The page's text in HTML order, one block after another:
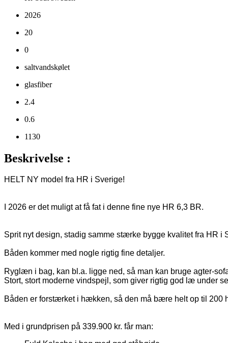
2026
20
0
saltvandskølet
glasfiber
2.4
0.6
1130
Beskrivelse :
HELT NY model fra HR i Sverige!
I 2026 er det muligt at få fat i denne fine nye HR 6,3 BR.
Sprit nyt design, stadig samme stærke bygge kvalitet fra HR i
Båden kommer med nogle rigtig fine detaljer.
Ryglæn i bag, kan bl.a. ligge ned, så man kan bruge agter-
Stort, stort moderne vindspejl, som giver rigtig god læ under
Båden er forstærket i hækken, så den må bære helt op til 200
Med i grundprisen på 339.900 kr. får man: